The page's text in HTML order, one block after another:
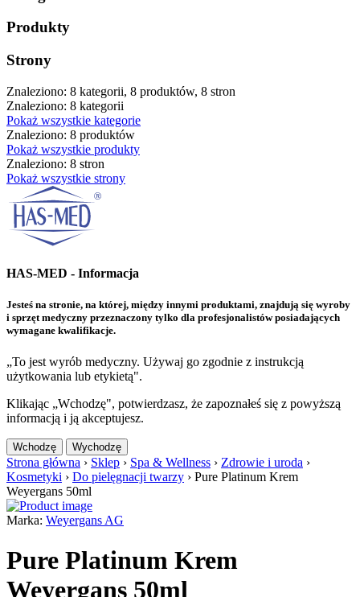
Produkty
Strony
Znaleziono: 8 kategorii, 8 produktów, 8 stron
Znaleziono: 8 kategorii
Pokaż wszystkie kategorie
Znaleziono: 8 produktów
Pokaż wszystkie produkty
Znaleziono: 8 stron
Pokaż wszystkie strony
HAS-MED - Informacja
Jesteś na stronie, na której, między innymi produktami, znajdują się wyroby
i sprzęt medyczny przeznaczony tylko dla profesjonalistów posiadających
wymagane kwalifikacje.
„To jest wyrób medyczny. Używaj go zgodnie z instrukcją
użytkowania lub etykietą".
Klikając „Wchodzę", potwierdzasz, że zapoznałeś się z powyższą
informacją i ją akceptujesz.
Wchodzę Wychodzę
Strona główna › Sklep › Spa & Wellness › Zdrowie i uroda ›
Kosmetyki › Do pielęgnacji twarzy › Pure Platinum Krem
Weyergans 50ml
Marka: Weyergans AG
Pure Platinum Krem
Weyergans 50ml